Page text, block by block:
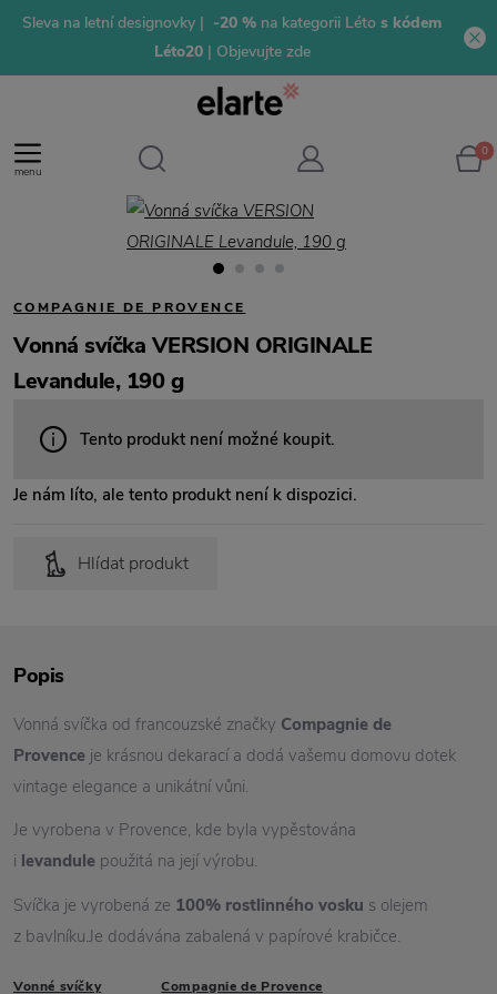
Sleva na letní designovky | -20 % na kategorii Léto s kódem
Léto20 | Objevujte zde
menu
0
COMPAGNIE DE PROVENCE
Vonná svíčka VERSION ORIGINALE
Levandule, 190 g
Tento produkt není možné koupit.
Je nám líto, ale tento produkt není k dispozici.
Hlídat produkt
Popis
Vonná svíčka od francouzské značky Compagnie de
Provence je krásnou dekarací a dodá vašemu domovu dotek
vintage elegance a unikátní vůni.
Je vyrobena v Provence, kde byla vypěstována
i levandule použitá na její výrobu.
Svíčka je vyrobená ze 100% rostlinného vosku s olejem
z bavlníku.Je dodávána zabalená v papírové krabičce.
Vonné svíčky Compagnie de Provence